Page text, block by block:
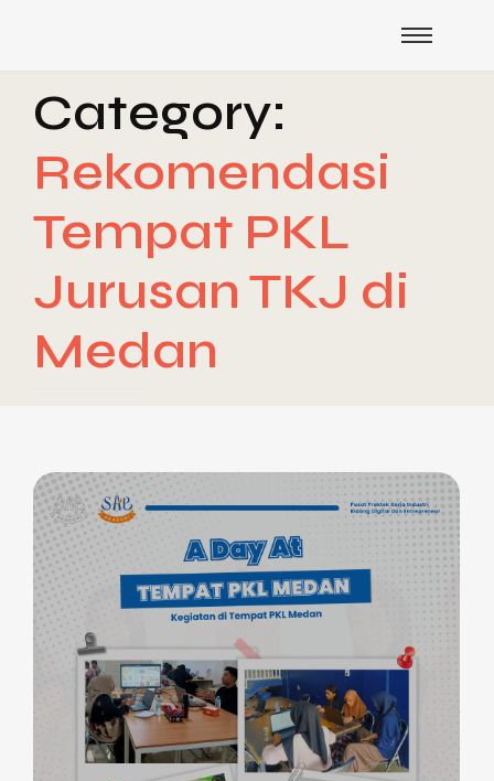
Category:
Rekomendasi
Tempat PKL
Jurusan TKJ di
Medan